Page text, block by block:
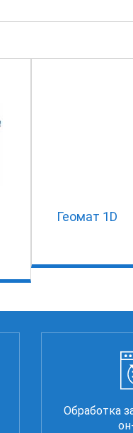
Геомат 1D
Обработка